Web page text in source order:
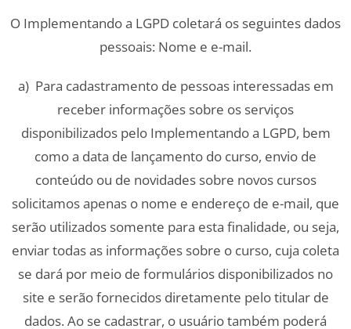
O Implementando a LGPD coletará os seguintes dados
pessoais: Nome e e-mail.
a) Para cadastramento de pessoas interessadas em
receber informações sobre os serviços
disponibilizados pelo Implementando a LGPD, bem
como a data de lançamento do curso, envio de
conteúdo ou de novidades sobre novos cursos
solicitamos apenas o nome e endereço de e-mail, que
serão utilizados somente para esta finalidade, ou seja,
enviar todas as informações sobre o curso, cuja coleta
se dará por meio de formulários disponibilizados no
site e serão fornecidos diretamente pelo titular de
dados. Ao se cadastrar, o usuário também poderá